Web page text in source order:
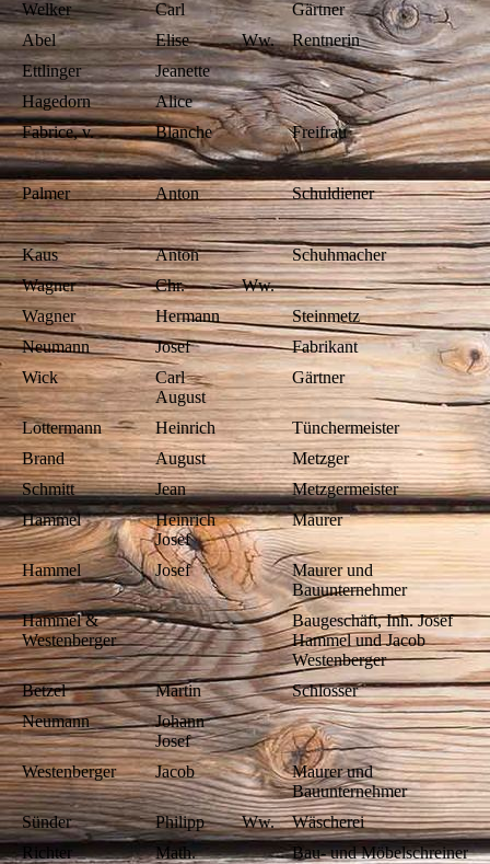
Welker Carl
Gärtner
Abel
Elise Ww.
Rentnerin
Ettlinger
Jeanette
Hagedorn
Alice
Fabrice, v.
Blanche Freifrau
Palmer Anton Schuldiener
Kaus Anton
Schuhmacher
Wagner
Chr.
Ww.
Wagner
Hermann
Steinmetz
Neumann
Josef
Fabrikant
Wick
Carl
August
Gärtner
Lottermann Heinrich
Tünchermeister
Brand
August
Metzger
Schmitt
Jean
Metzgermeister
Hammel
Heinrich
Josef
Maurer
Hammel Josef
Maurer und
Bauunternehmer
Hammel &
Westenberger
Baugeschäft, Inh. Josef
Hammel und Jacob
Westenberger
Betzel
Martin
Schlosser
Neumann
Johann
Josef
Westenberger
Jacob
Maurer und
Bauunternehmer
Sünder
Philipp Ww.
Wäscherei
Richter
Math. Bau- und Möbelschreiner